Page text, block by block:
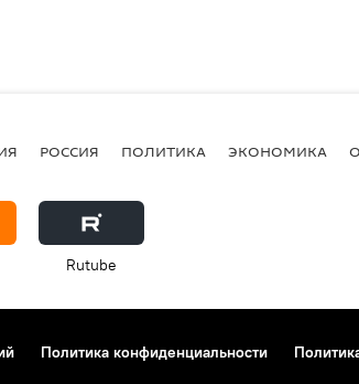
РОССИЯ ПОЛИТИКА ЭКОНОМИКА
Rutube
Политика конфиденциальности